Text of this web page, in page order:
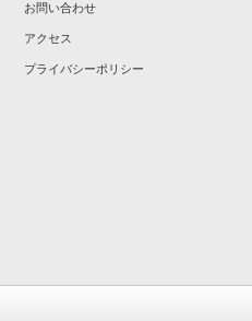
お問い合わせ
アクセス
プライバシーポリシー